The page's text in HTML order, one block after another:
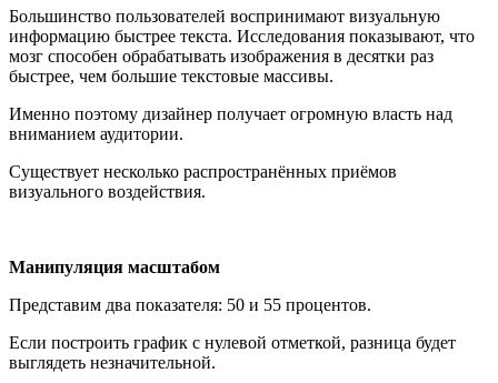
Большинство пользователей воспринимают визуальную
информацию быстрее текста. Исследования показывают, что
мозг способен обрабатывать изображения в десятки раз
быстрее, чем большие текстовые массивы.
Именно поэтому дизайнер получает огромную власть над
вниманием аудитории.
Существует несколько распространённых приёмов
визуального воздействия.
Манипуляция масштабом
Представим два показателя: 50 и 55 процентов.
Если построить график с нулевой отметкой, разница будет
выглядеть незначительной.